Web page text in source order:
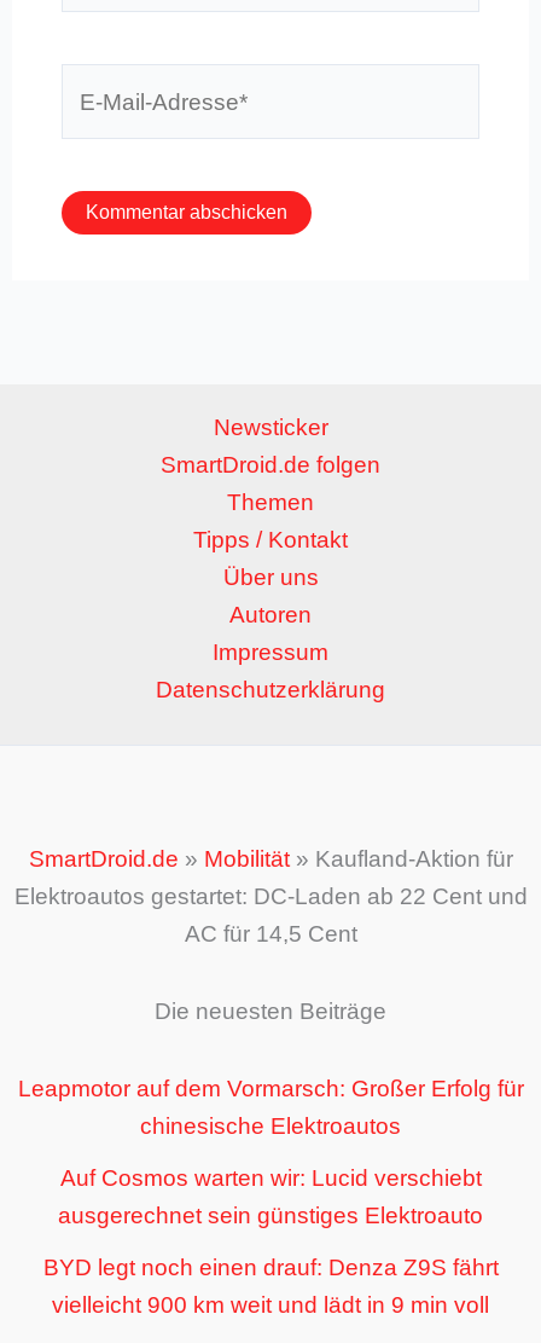
Newsticker
SmartDroid.de folgen
Themen
Tipps / Kontakt
Über uns
Autoren
Impressum
Datenschutzerklärung
SmartDroid.de » Mobilität» Kaufland-Aktion für
Elektroautos gestartet: DC-Laden ab 22 Cent und
AC für 14,5 Cent
Die neuesten Beiträge
Leapmotor auf dem Vormarsch: Großer Erfolg für
chinesische Elektroautos
Auf Cosmos warten wir: Lucid verschiebt
ausgerechnet sein günstiges Elektroauto
BYD legt noch einen drauf: Denza Z9S fährt
vielleicht 900 km weit und lädt in 9 min voll